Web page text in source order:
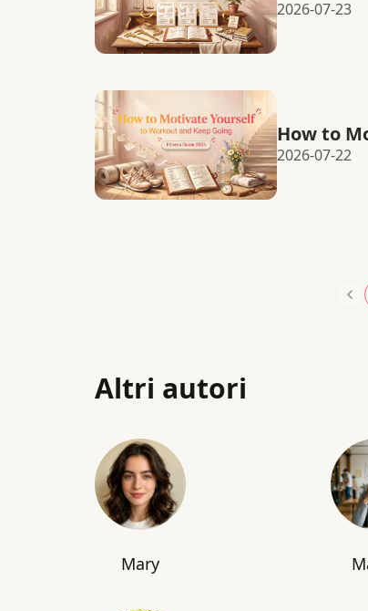
2026-07-23
How to
2026-07-22
Altri autori
Mary